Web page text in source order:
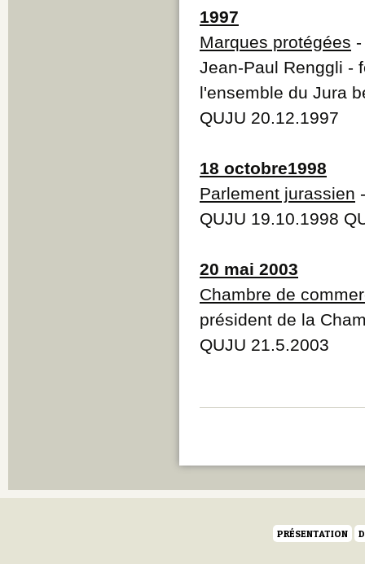
1997
Marques protégées
Jean-Paul Renggli -
l'ensemble du Jura
QUJU 20.12.1997
18 octobre1998
Parlement jurassien
QUJU 19.10.1998
20 mai 2003
Chambre de
président de la
QUJU 21.5.2003
PRÉSENTATION